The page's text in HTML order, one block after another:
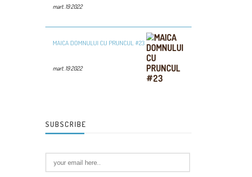
mart. 19 2022
MAICA DOMNULUI CU PRUNCUL #23
mart. 19 2022
SUBSCRIBE